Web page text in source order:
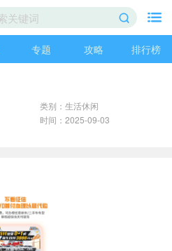
专题 攻略 排行榜
类别：生活休闲
时间：2025-09-03